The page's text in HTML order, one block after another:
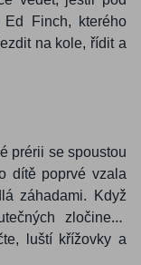
Ed Finch, kterého
na kole, řídit a
prérii se spoustou
dítě poprvé vzala
záhadami. Když
zločinech
luští křížovky a